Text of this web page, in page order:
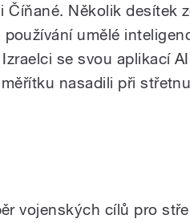
Číňané. Několik desítek
umělé
se svou aplikací
nasadili při
vojenských cílů pro